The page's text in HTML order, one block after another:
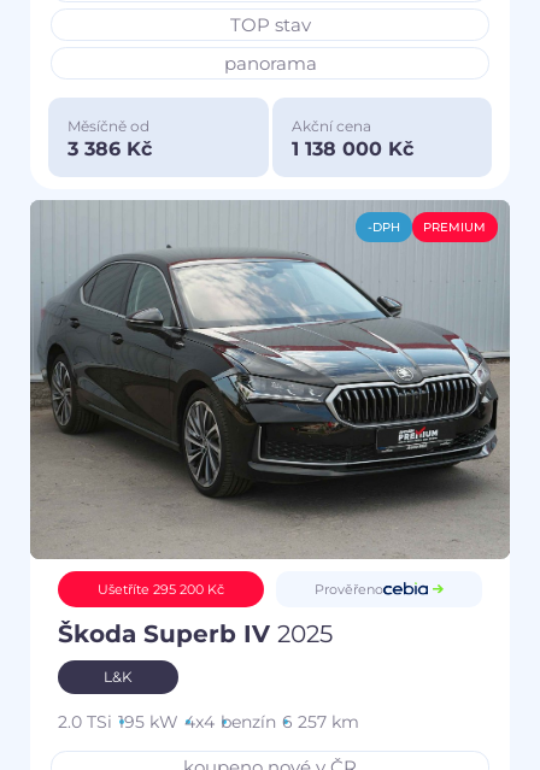
TOP stav
panorama
Měsíčně od
3 386 Kč
Akční cena
1 138 000 Kč
-DPH PREMIUM
Ušetříte 295 200 Kč Prověřeno
Škoda Superb IV 2025
L&K
2.0 TSi 195 kW 4x4 benzín 6 257 km